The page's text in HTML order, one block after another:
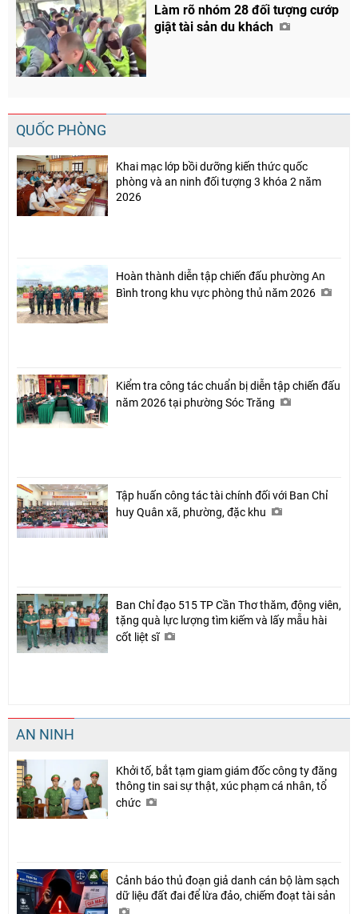
Làm rõ nhóm 28 đối tượng cướp
giật tài sản du khách
QUỐC PHÒNG
Khai mạc lớp bồi dưỡng kiến thức quốc
phòng và an ninh đối tượng 3 khóa 2 năm
2026
Hoàn thành diễn tập chiến đấu phường An
Bình trong khu vực phòng thủ năm 2026
Kiểm tra công tác chuẩn bị diễn tập chiến đấu
năm 2026 tại phường Sóc Trăng
Tập huấn công tác tài chính đối với Ban Chỉ
huy Quân xã, phường, đặc khu
Ban Chỉ đạo 515 TP Cần Thơ thăm, động viên,
tặng quà lực lượng tìm kiếm và lấy mẫu hài
cốt liệt sĩ
AN NINH
Khởi tố, bắt tạm giam giám đốc công ty đăng
thông tin sai sự thật, xúc phạm cá nhân, tổ
chức
Cảnh báo thủ đoạn giả danh cán bộ làm sạch
dữ liệu đất đai để lừa đảo, chiếm đoạt tài sản